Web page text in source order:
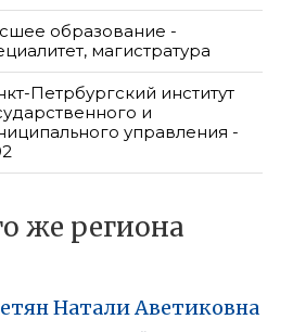
образование -
магистратура
Петрбургский институт
и
управления -
же региона
НаталиАветиковна